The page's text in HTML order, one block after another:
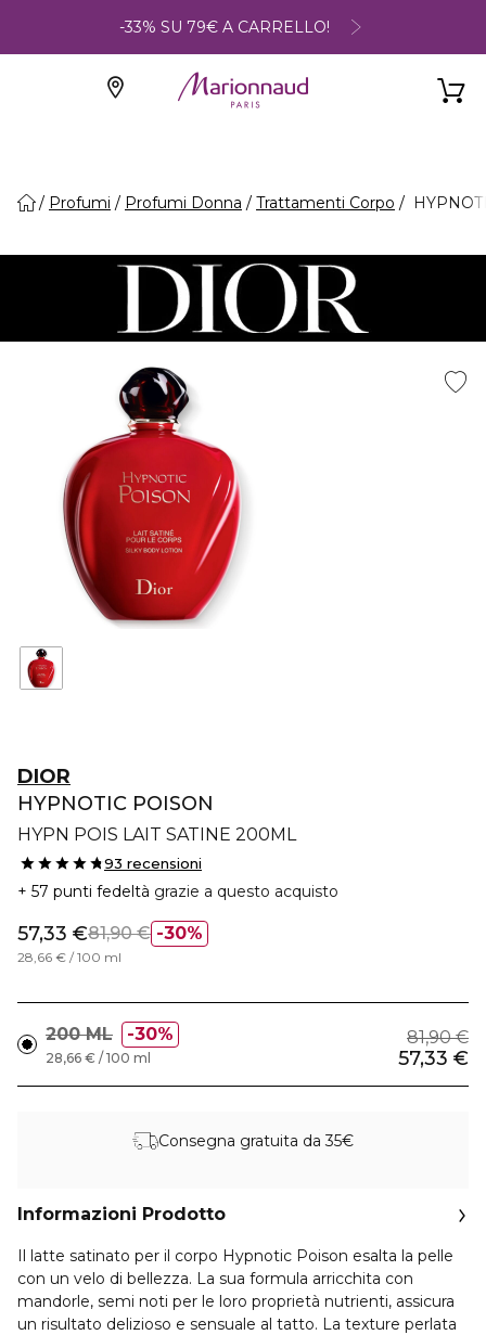
-33% SU 79€ A CARRELLO!
Profumi Profumi Donna Trattamenti Corpo
DIOR
HYPNOTIC POISON
HYPN POIS LAIT SATINE 200ML
93 recensioni
57 punti fedeltà grazie a questo acquisto
30%
57,33 €81,90 €
28,66 € / 100 ml
200 ML 30% 81,90 €
57,33 €
28,66 € / 100 ml
Consegna gratuita da 35€
Informazioni Prodotto
Il latte satinato per il corpo Hypnotic Poison esalta la pelle
con un velo di bellezza. La sua formula arricchita con
mandorle, semi noti per le loro proprietà nutrienti, assicura
un risultato delizioso e sensuale al tatto. La texture perlata